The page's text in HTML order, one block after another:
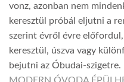
vonz, azonban nem
keresztül próbál eljutni a
szerint évről évre
keresztül, úszva vagy
bejutni az Óbudai-szigetre.
MODERN ÓVODA